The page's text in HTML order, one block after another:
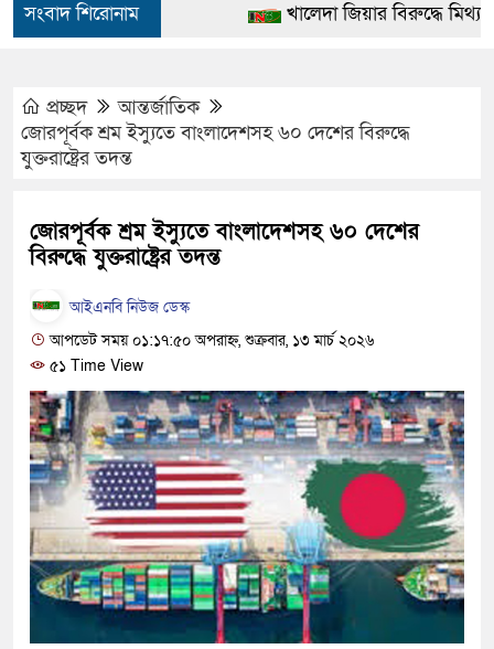
সংবাদ শিরোনাম
খালেদা জিয়ার বিরুদ্ধে মিথ্যা
১৫ মাস পর দেশে ফিরছেন
স্বরাষ্ট্রমন্ত্রী
গাজীপুরে সাতজনকে হত্যার
হারুনসহ ১০ জন
ঢাকার চারপাশে সচল হবে নৌপথ,
রাজধানীর দুই মেট্রো স্টেশনে
আদালতকে বলতে চাইলাম ফাঁসি
লতিফ সিদ্দিকী
প্রচ্ছদ
আন্তর্জাতিক
জোরপূর্বক শ্রম ইস্যুতে বাংলাদেশসহ ৬০ দেশের বিরুদ্ধে
যুক্তরাষ্ট্রের তদন্ত
জোরপূর্বক শ্রম ইস্যুতে বাংলাদেশসহ ৬০ দেশের
বিরুদ্ধে যুক্তরাষ্ট্রের তদন্ত
আইএনবি নিউজ ডেস্ক
আপডেট সময় ০১:১৭:৫০ অপরাহ্ন, শুক্রবার, ১৩ মার্চ ২০২৬
৫১ Time View